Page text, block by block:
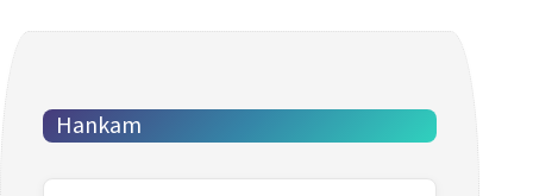
Hankam